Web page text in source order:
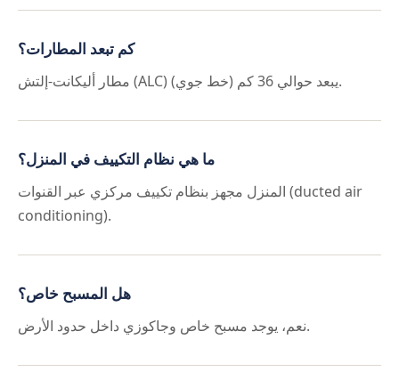
كم تبعد المطارات؟
مطار أليكانت-إلتش (ALC) يبعد حوالي 36 كم (خط جوي).
ما هي نظام التكييف في المنزل؟
المنزل مجهز بنظام تكييف مركزي عبر القنوات (ducted air
conditioning).
هل المسبح خاص؟
نعم، يوجد مسبح خاص وجاكوزي داخل حدود الأرض.